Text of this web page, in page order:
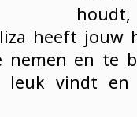
heeft jouw
en te
leuk vindt en